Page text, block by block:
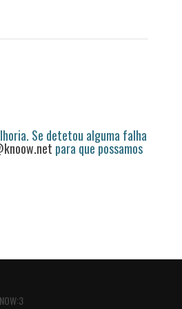
Se detetou alguma falha
para que possamos